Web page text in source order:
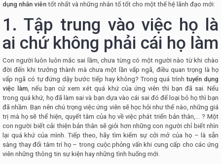
dụng nhân viên tốt nhất và những nhân tố tốt cho một thế hệ lãnh đạo mới:
1. Tập trung vào việc họ là
ai chứ không phải cái họ làm
Con người luôn luôn mắc sai lầm, chưa từng có một người nào từ khi chào
đời đến khi trưởng thành mà chưa một lần vấp ngã, điều quan trọng là họ
vấp ngã có tự đứng dậy bước tiếp hay không? Trong quá trìnhtuyển dụng
việc làm, nếu bạn cứ xem xét quá khứ của ứng viên thì bạn đã sai. Nếu
trong quá khứ, họ đã làm sai và bạn dựa vào cái sai đó để loại bỏ họ thì bạn
đã nhầm. Bạn nên chú trọng việc ứng viên sẽ học hỏi như thế nào, những giá
trị mà họ sẽ thể hiện, quyết tâm của họ về việc phát triển bản thân,… ? Một
con người biết cải thiện bản thân sẽ giỏi hơn những con người chỉ biết nhìn
lại quá khứ của mình. Tiếp theo, hãy tìm kiếm sự cởi mở của họ – là sẵn
sàng thay đổi tâm trí họ – trong cuộc phỏng vấn khi cung cấp cho các ứng
viên những thông tin sự kiện hay những tình huống mới.